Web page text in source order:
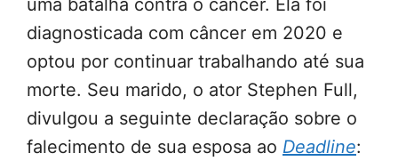
uma batalha contra o câncer. Ela foi
diagnosticada com câncer em 2020 e
optou por continuar trabalhando até sua
morte. Seu marido, o ator Stephen Full,
divulgou a seguinte declaração sobre o
falecimento de sua esposa ao Deadline: